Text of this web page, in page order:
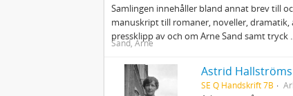
Samlingen innehåller bland annat brev till
manuskript till romaner, noveller, dramatik,
pressklipp av och om Arne Sand samt tryck
Sand, Arne
Astrid
SE Q Handskrift 7B